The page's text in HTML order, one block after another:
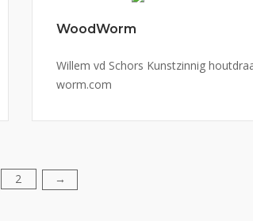
WoodWorm
Willem vd Schors Kunstzinnig
worm.com
2 →